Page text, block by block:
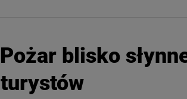
blisko